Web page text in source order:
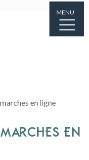
MENU
en ligne
EN